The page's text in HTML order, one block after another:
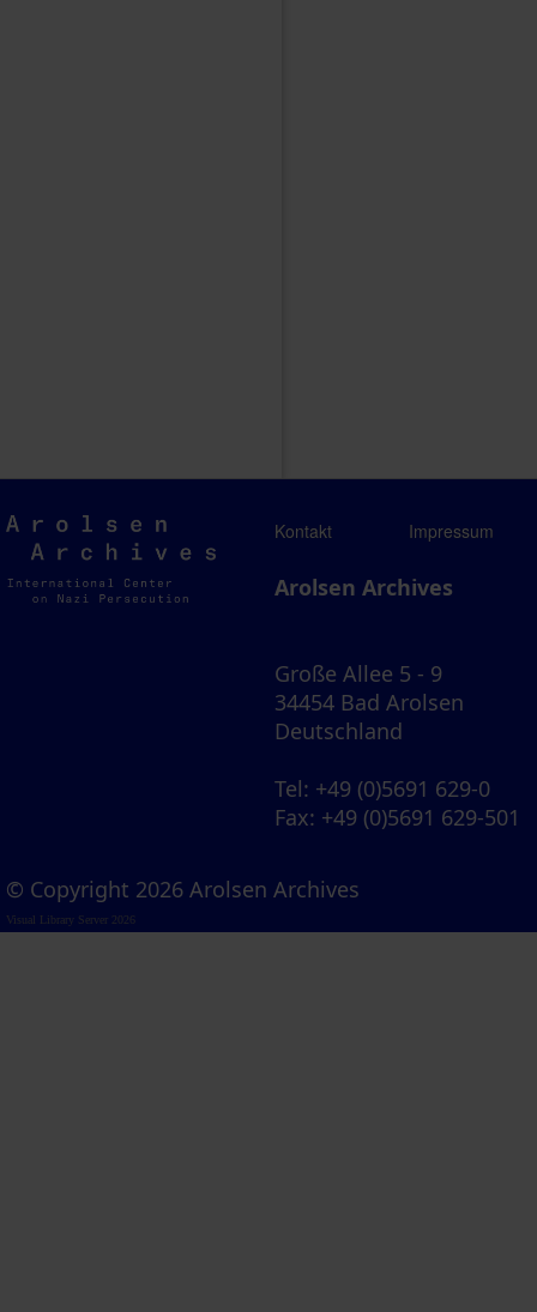
Arolsen
Archives
Kontakt Impressum
Arolsen Archives
Große Allee 5 - 9
34454 Bad Arolsen
Deutschland
Tel: +49 (0)5691 629-0
Fax: +49 (0)5691 629-501
© Copyright 2026 Arolsen Archives
Visual Library Server 2026